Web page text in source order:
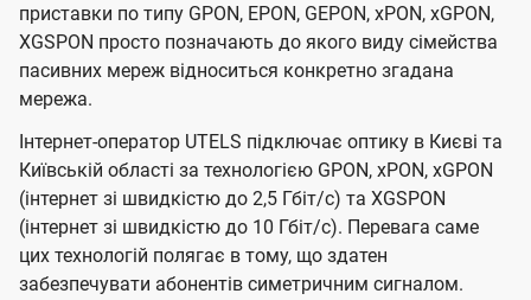
приставки по типу GPON, EPON, GEPON, xPON, xGPON,
XGSPON просто позначають до якого виду сімейства
пасивних мереж відноситься конкретно згадана
мережа.
Інтернет-оператор UTELS підключає оптику в Києві та
Київській області за технологією GPON, xPON, xGPON
(інтернет зі швидкістю до 2,5 Гбіт/с) та XGSPON
(інтернет зі швидкістю до 10 Гбіт/с). Перевага саме
цих технологій полягає в тому, що здатен
забезпечувати абонентів симетричним сигналом.